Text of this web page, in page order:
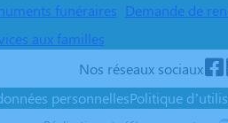
funéraires
aux familles
Demande de
Nos réseaux sociaux
personnellesPolitique